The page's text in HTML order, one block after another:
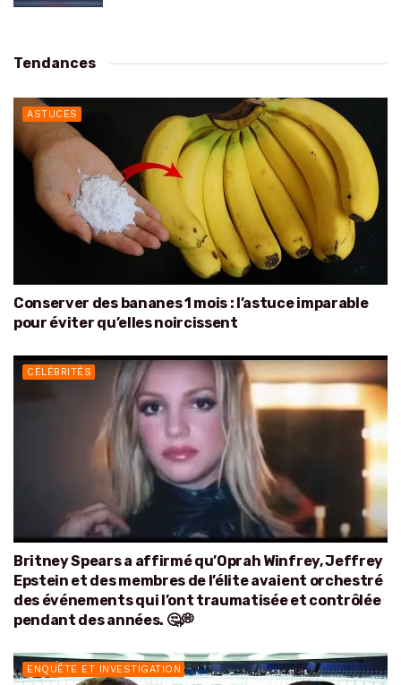
Tendances
ASTUCES
Conserver des bananes 1 mois : l’astuce imparable
pour éviter qu’elles noircissent
CÉLÉBRITÉS
Britney Spears a affirmé qu’Oprah Winfrey, Jeffrey
Epstein et des membres de l’élite avaient orchestré
des événements qui l’ont traumatisée et contrôlée
pendant des années. 🤔💭
ENQUÊTE ET INVESTIGATION